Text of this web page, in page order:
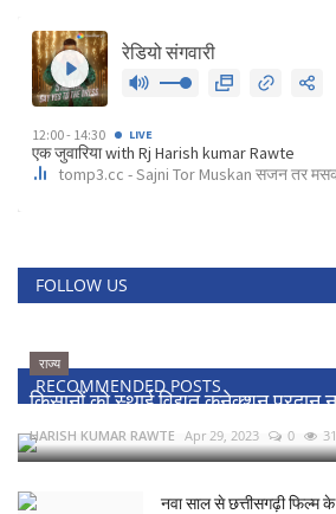
FOLLOW US
RECOMMENDED POSTS
राज्य
किसानों को स्थाई विद्युत कनेक्शन प्रदान
HARISH KUMAR RAWTE Apr 29, 2023 0
नवा साल से छत्तीसगढ़ी फिल्म